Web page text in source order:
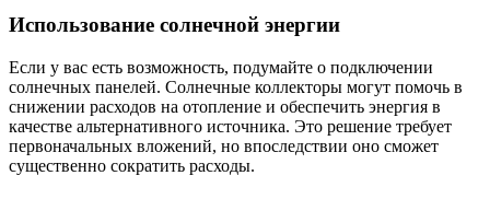
Использование солнечной энергии
Если у вас есть возможность, подумайте о подключении
солнечных панелей. Солнечные коллекторы могут помочь в
снижении расходов на отопление и обеспечить энергия в
качестве альтернативного источника. Это решение требует
первоначальных вложений, но впоследствии оно сможет
существенно сократить расходы.